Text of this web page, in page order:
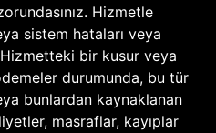
Hizmetle
sistem hataları veya
bir kusur veya
durumunda, bu tür
bunlardan kaynaklanan
masraflar, kayıplar